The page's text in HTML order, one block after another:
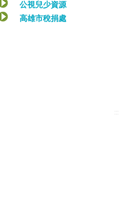
公視兒少資源
高雄市稅捐處
:::